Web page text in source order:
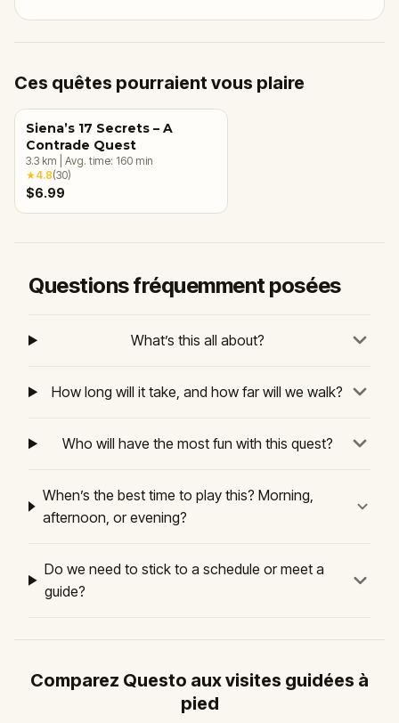
Ces quêtes pourraient vous plaire
Siena’s 17 Secrets – A
Contrade Quest
3.3 km Avg. time: 160 min
★4.8(30)
$6.99
Questions fréquemment posées
What’s this all about?
How long will it take, and how far will we walk?
Who will have the most fun with this quest?
When’s the best time to play this? Morning,
afternoon, or evening?
Do we need to stick to a schedule or meet a
guide?
Comparez Questo aux visites guidées à
pied